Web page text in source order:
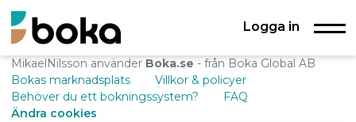
Logga in
MikaelNilsson använder Boka.se - från Boka Global AB
Bokas marknadsplats
Villkor & policyer
Behöver du ett bokningssystem?
FAQ
Ändra cookies